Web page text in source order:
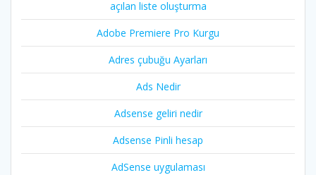
açılan liste oluşturma
Adobe Premiere Pro Kurgu
Adres çubuğu Ayarları
Ads Nedir
Adsense geliri nedir
Adsense Pinli hesap
AdSense uygulaması